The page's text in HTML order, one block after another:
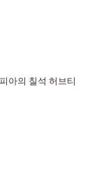
아의 칠석 허브티